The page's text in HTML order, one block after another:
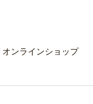
オンラインショップ